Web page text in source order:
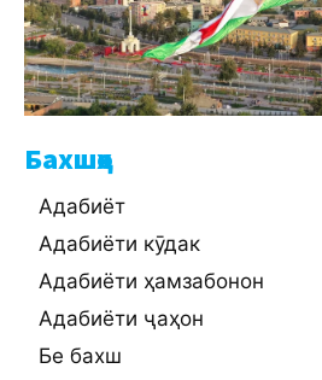
Бахшҳо
Адабиёт
Адабиёти кӯдак
Адабиёти ҳамзабонон
Адабиёти ҷаҳон
Бе бахш